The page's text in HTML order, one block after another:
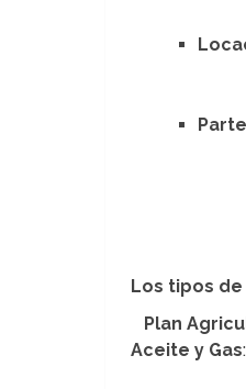
Los tipos
Plan
Aceite y Gas